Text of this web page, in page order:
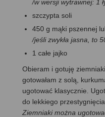
/w wersji wytrawnej: 1
szczypta soli
450 g mąki pszennej
/jeśli zwykła jasna, to
1 całe jajko
Obieram i gotuję
gotowałam z solą,
ugotować klasycznie.
do lekkiego
Ziemniaki można